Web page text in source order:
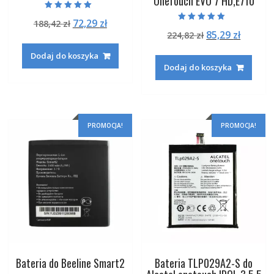
5.00
na 5
188,42zł Pierwotna
wynosiła:
188,42 zł.
72,29 złAktualna
72,29 zł.
Dodaj do koszyka
5.00
na 5
224,82zł Pierwotna
wynosiła:
224,82 zł.
85,29 zł
85,29
Dodaj do koszyka
PROMOCJA!
Bateria do Beeline Smart2
PROMOCJA!
Bateria TLP029A2-S do